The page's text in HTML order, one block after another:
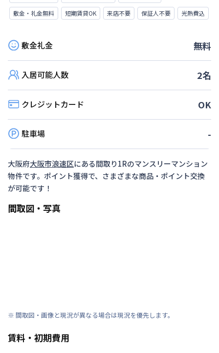
敷金・礼金無料
短期賃貸OK 来店不要 保証人不要 光熱費込
敷金礼金 無料
入居可能人数 2名
クレジットカード OK
駐車場 -
大阪府大阪市浪速区にある間取り1Rのマンスリーマンション
物件です。ポイント獲得で、さまざまな商品・ポイント交換
が可能です！
間取図・写真
※ 間取図・画像と現況が異なる場合は現況を優先します。
賃料・初期費用